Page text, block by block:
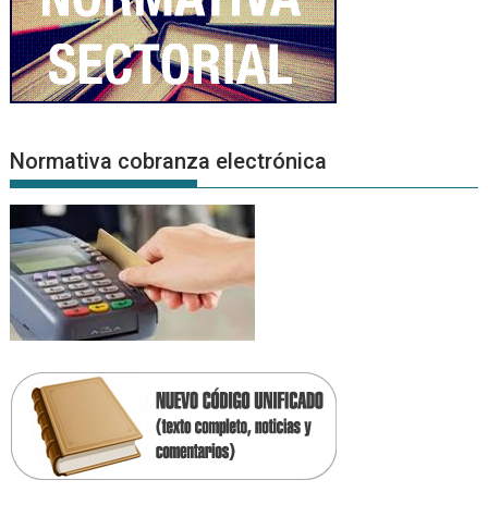
Normativa cobranza electrónica